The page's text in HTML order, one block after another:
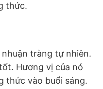
thức.
tràng tự nhiên.
Hương vị của nó
thức vào buổi sáng.